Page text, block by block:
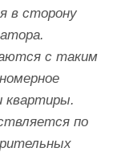
в сторону
с таким
квартиры.
по